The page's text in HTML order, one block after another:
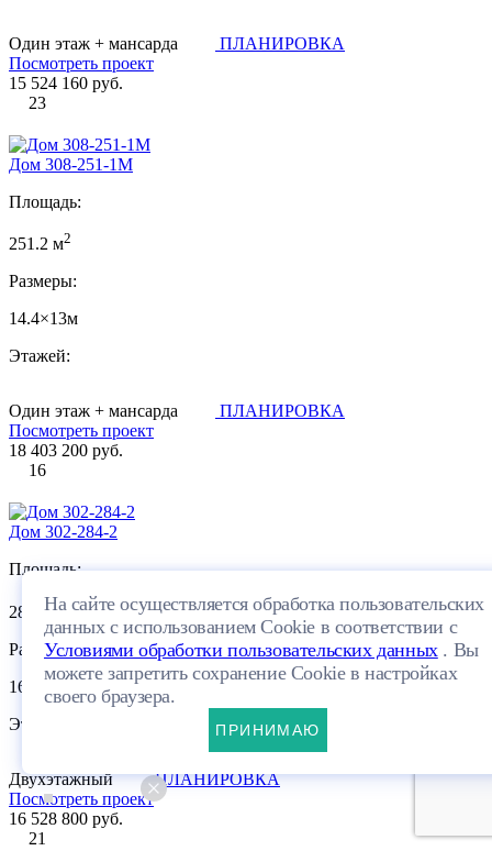
Один этаж + мансарда
ПЛАНИРОВКА
Посмотреть проект
15 524 160 руб.
23
Дом 308-251-1М
Площадь:
251.2 м2
Размеры:
14.4×13м
Этажей:
Один этаж + мансарда
ПЛАНИРОВКА
Посмотреть проект
18 403 200 руб.
16
Дом 302-284-2
Площадь:
284 м2
Размеры:
16.92×11.92м
Этажей:
Двухэтажный
ПЛАНИРОВКА
Посмотреть проект
16 528 800 руб.
21
На сайте осуществляется обработка пользовательских
данных с использованием Cookie в соответствии с
Условиями обработки пользовательских данных. Вы
можете запретить сохранение Cookie в настройках
своего браузера.
ПРИНИМАЮ